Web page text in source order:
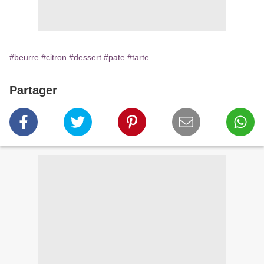
#beurre #citron #dessert #pate #tarte
Partager